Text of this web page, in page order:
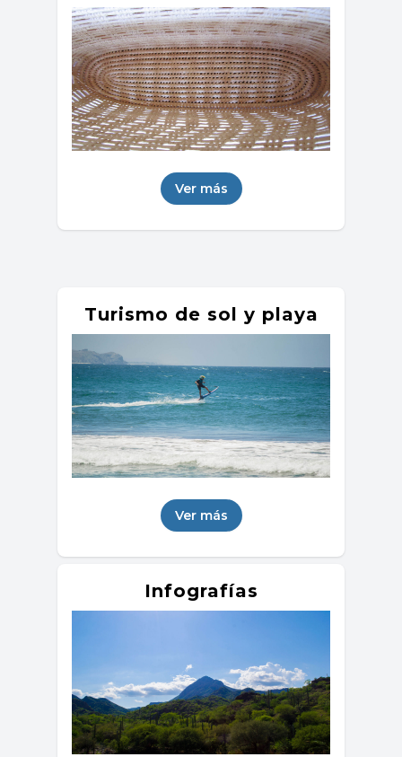
Ver más
Turismo de sol y playa
Ver más
Infografías